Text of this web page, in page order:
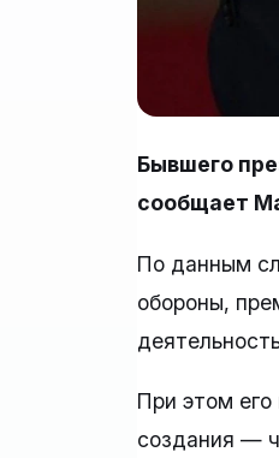
Бывшего
сообщает
По данным
обороны,
При этом
создания —